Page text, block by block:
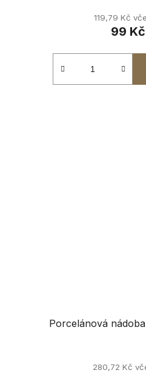
119,79 Kč
99 Kč
Porcelánová
280,72 Kč